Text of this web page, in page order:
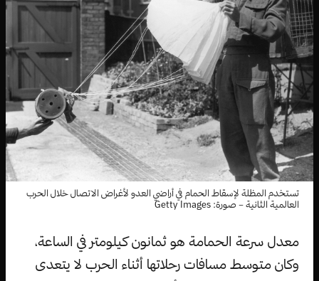
تستخدم المظلة لإسقاط الحمام في أراضي العدو لأغراض الاتصال خلال الحرب
العالمية الثانية – صورة: Getty Images
معدل سرعة الحمامة هو ثمانون كيلومتر في الساعة،
وكان متوسط مسافات رحلاتها أثناء الحرب لا يتعدى